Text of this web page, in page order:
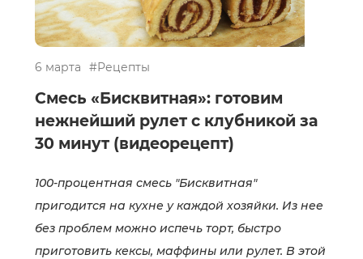
6 марта #Рецепты
Смесь «Бисквитная»: готовим
нежнейший рулет с клубникой за
30 минут (видеорецепт)
100-процентная смесь "Бисквитная"
пригодится на кухне у каждой хозяйки. Из нее
без проблем можно испечь торт, быстро
приготовить кексы, маффины или рулет. В этой